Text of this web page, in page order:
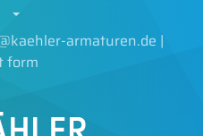
armaturen.de |
form